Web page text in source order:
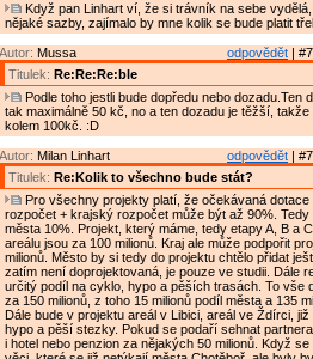
Když pan Linhart ví, že si trávník na sebe
nějaké sazby, zajímalo by mne kolik se bude platit
odpovědět |
Autor: Mussa
Titulek: Re:Re:Re:ble
Podle toho jestli bude dopředu nebo dozadu.Ten
tak maximálně 50 kč, no a ten dozadu je těžší, takže
kolem 100kč. :D
odpovědět |
Autor: Milan Linhart
Titulek: Re:Kolik to všechno bude stát?
Pro všechny projekty platí, že očekávaná dotace
rozpočet + krajský rozpočet může být až 90%. Tedy
města 10%. Projekt, který máme, tedy etapy A, B a
areálu jsou za 100 milionů. Kraj ale může podpořit
milionů. Město by si tedy do projektu chtělo přidat
zatím není doprojektovaná, je pouze ve studii. Dále
určitý podíl na cyklo, hypo a pěších trasách. To vše
za 150 milionů, z toho 15 milionů podíl města a 135
Dále bude v projektu areál v Libici, areál ve Ždírci,
hypo a pěší stezky. Pokud se podaří sehnat
i hotel nebo penzion za nějakých 50 milionů. Když